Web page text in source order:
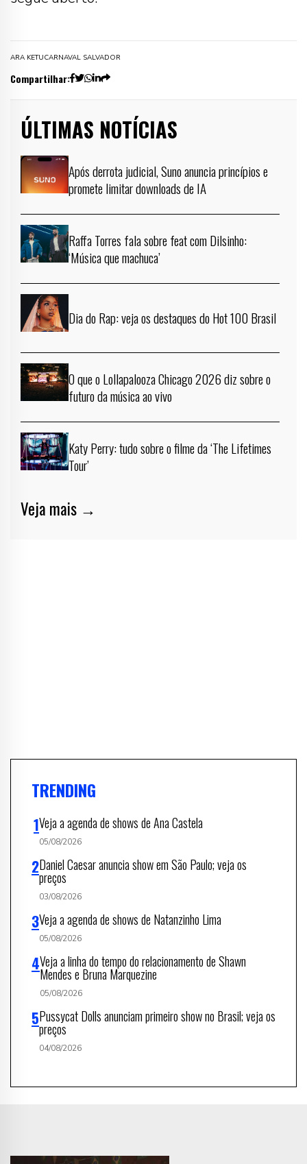
ARA KETUCARNAVAL SALVADOR
Compartilhar:
ÚLTIMAS NOTÍCIAS
Após derrota judicial, Suno anuncia princípios e
promete limitar downloads de IA
Raffa Torres fala sobre feat com Dilsinho:
‘Música que machuca’
Dia do Rap: veja os destaques do Hot 100 Brasil
O que o Lollapalooza Chicago 2026 diz sobre o
futuro da música ao vivo
Katy Perry: tudo sobre o filme da ‘The Lifetimes
Tour’
Veja mais →
TRENDING
Veja a agenda de shows de Ana Castela
05/08/2026
Daniel Caesar anuncia show em São Paulo; veja os
preços
03/08/2026
Veja a agenda de shows de Natanzinho Lima
05/08/2026
Veja a linha do tempo do relacionamento de Shawn
Mendes e Bruna Marquezine
05/08/2026
Pussycat Dolls anunciam primeiro show no Brasil; veja os
preços
04/08/2026